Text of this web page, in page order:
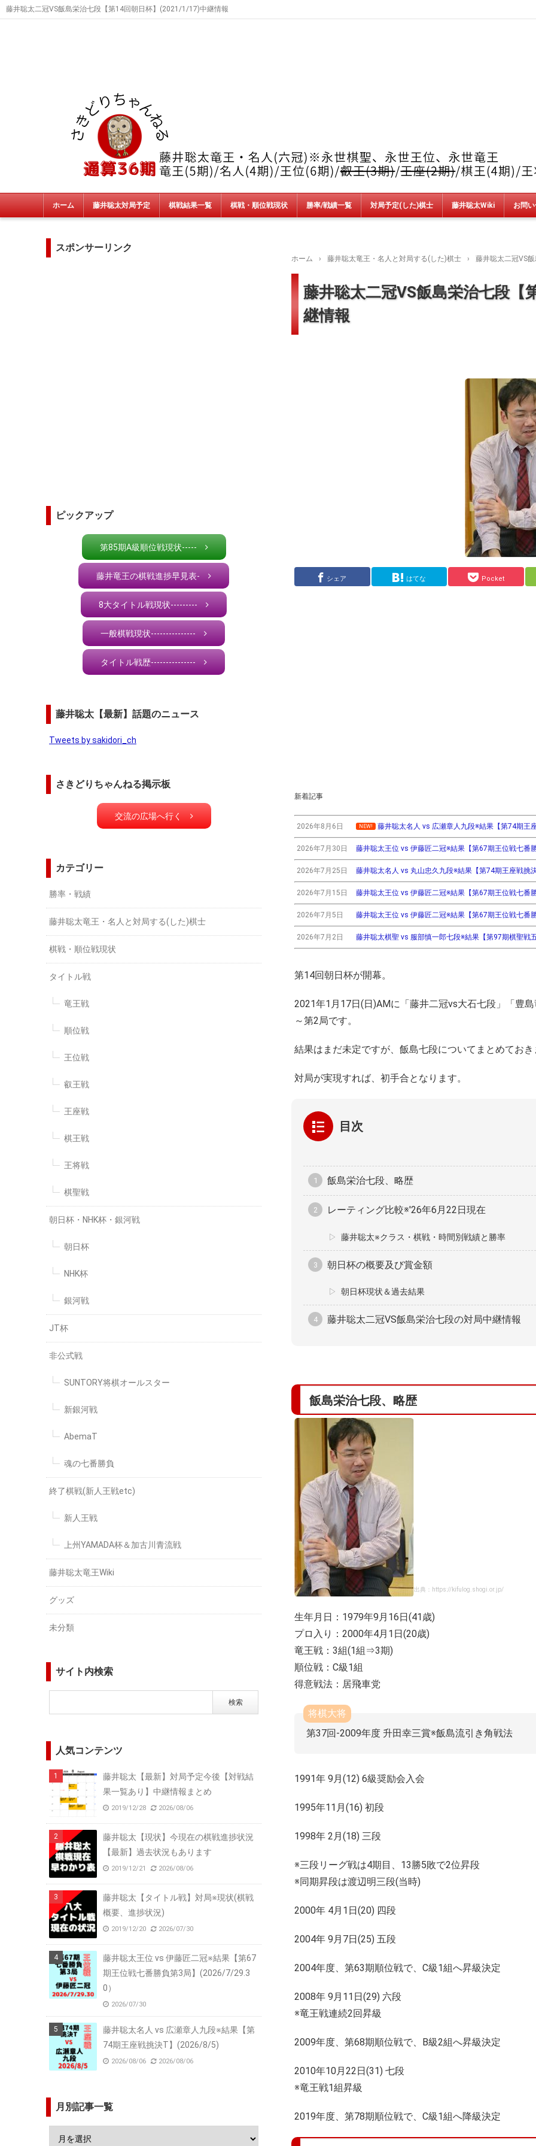
藤井聡太二冠VS飯島栄治七段【第14回朝日杯】(2021/1/17)中継情報
ホーム 藤井聡太対局予定 棋戦結果一覧 棋戦・順位戦現状 勝率/戦績一覧 対局予定(した)棋士 藤井聡太Wiki お問
ホーム › 藤井聡太竜王・名人と対局する(した)棋士 › 藤井聡太二冠VS
藤井聡太二冠VS飯島栄治七段
継情報
シェア はてな Pocket
新着記事
2026年8月6日 NEW! 藤井聡太名人 vs 広瀬章人九段※結果【第74期王
2026年7月30日 藤井聡太王位 vs 伊藤匠二冠※結果【第67期王位戦七
2026年7月25日 藤井聡太名人 vs 丸山忠久九段※結果【第74期王座戦
2026年7月15日 藤井聡太王位 vs 伊藤匠二冠※結果【第67期王位戦七
2026年7月5日 藤井聡太王位 vs 伊藤匠二冠※結果【第67期王位戦七番
2026年7月2日 藤井聡太棋聖 vs 服部慎一郎七段※結果【第97期棋聖戦
第14回朝日杯が開幕。
2021年1月17日(日)AMに「藤井二冠vs大石七段」「豊
～第2局です。
結果はまだ未定ですが、飯島七段についてまとめておき
対局が実現すれば、初手合となります。
目次
飯島栄治七段、略歴
レーティング比較※'26年6月22日現在
藤井聡太※クラス・棋戦・時間別戦績と勝率
朝日杯の概要及び賞金額
朝日杯現状＆過去結果
藤井聡太二冠VS飯島栄治七段の対局中継情報
飯島栄治七段、略歴
出典：https://kifulog.shogi.or.jp/
生年月日：1979年9月16日(41歳)
プロ入り：2000年4月1日(20歳)
竜王戦：3組(1組⇒3期)
順位戦：C級1組
得意戦法：居飛車党
将棋大将
第37回-2009年度 升田幸三賞※飯島流引き角戦法
1991年 9月(12) 6級奨励会入会
1995年11月(16) 初段
1998年 2月(18) 三段
※三段リーグ戦は4期目、13勝5敗で2位昇段
※同期昇段は渡辺明三段(当時)
2000年 4月1日(20) 四段
2004年 9月7日(25) 五段
2004年度、第63期順位戦で、C級1組へ昇級決定
2008年 9月11日(29) 六段
※竜王戦連続2回昇級
2009年度、第68期順位戦で、B級2組へ昇級決定
2010年10月22日(31) 七段
※竜王戦1組昇級
2019年度、第78期順位戦で、C級1組へ降級決定
スポンサーリンク
ピックアップ
第85期A級順位戦現状-----
藤井竜王の棋戦進捗早見表-
8大タイトル戦現状---------
一般棋戦現状---------------
タイトル戦歴---------------
藤井聡太【最新】話題のニュース
Tweets by sakidori_ch
さきどりちゃんねる掲示板
交流の広場へ行く
カテゴリー
勝率・戦績
藤井聡太竜王・名人と対局する(した)棋士
棋戦・順位戦現状
タイトル戦
竜王戦
順位戦
王位戦
叡王戦
王座戦
棋王戦
王将戦
棋聖戦
朝日杯・NHK杯・銀河戦
朝日杯
NHK杯
銀河戦
JT杯
非公式戦
SUNTORY将棋オールスター
新銀河戦
AbemaT
魂の七番勝負
終了棋戦(新人王戦etc)
新人王戦
上州YAMADA杯＆加古川青流戦
藤井聡太竜王Wiki
グッズ
未分類
サイト内検索
人気コンテンツ
藤井聡太【最新】対局予定今後【対戦結
果一覧あり】中継情報まとめ
2019/12/28 2026/08/06
藤井聡太【現状】今現在の棋戦進捗状況
【最新】過去状況もあります
2019/12/21 2026/08/06
藤井聡太【タイトル戦】対局※現状(棋戦
概要、進捗状況)
2019/12/20 2026/07/30
藤井聡太王位 vs 伊藤匠二冠※結果【第67
期王位戦七番勝負第3局】(2026/7/29.3
0）
2026/07/30
藤井聡太名人 vs 広瀬章人九段※結果【第
74期王座戦挑決T】(2026/8/5)
2026/08/06 2026/08/06
月別記事一覧